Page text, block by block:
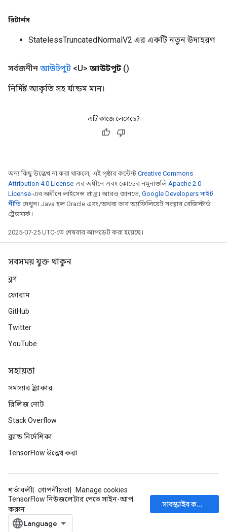
রিটার্নস
StatelessTruncatedNormalV2 এর একটি নতুন উদাহরণ
সর্বজনীন আউটপুট <U> আউটপুট ()
নির্দিষ্ট আকৃতি সহ র্যান্ডম মান।
এটি কাজে লেগেছে?
অন্য কিছু উল্লেখ না করা থাকলে, এই পৃষ্ঠার কন্টেন্ট Creative Commons
Attribution 4.0 License-এর অধীনে এবং কোডের নমুনাগুলি Apache 2.0
License-এর অধীনে লাইসেন্স প্রাপ্ত। আরও জানতে, Google Developers সাইট
নীতি দেখুন। Java হল Oracle এবং/অথবা তার অ্যাফিলিয়েট সংস্থার রেজিস্টার্ড
ট্রেডমার্ক।
2025-07-25 UTC-তে শেষবার আপডেট করা হয়েছে।
সবসময় যুক্ত থাকুন
ব্লগ
ফোরাম
GitHub
Twitter
YouTube
সহায়তা
সমস্যার ট্র্যাকার
রিলিজ নোট
Stack Overflow
ব্র্যান্ড নির্দেশিকা
TensorFlow উল্লেখ করা
শর্তাবলী গোপনীয়তা
Manage cookies
TensorFlow নিউজলেটার পেতে সাইন-আপ
করুন
সাবস্ক্রাইব করুন